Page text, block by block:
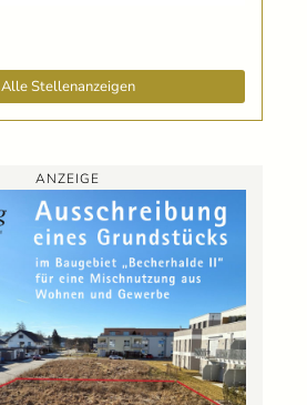
Alle Stellenanzeigen
ANZEIGE